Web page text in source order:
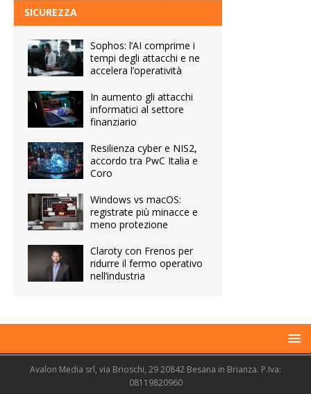
SICUREZZA
Sophos: l’AI comprime i
tempi degli attacchi e ne
accelera l’operatività
In aumento gli attacchi
informatici al settore
finanziario
Resilienza cyber e NIS2,
accordo tra PwC Italia e
Coro
Windows vs macOS:
registrate più minacce e
meno protezione
Claroty con Frenos per
ridurre il fermo operativo
nell’industria
Avalon Media srl, via Brioschi, 29 20842 Besana in Brianza. P.Iva:
08119820960